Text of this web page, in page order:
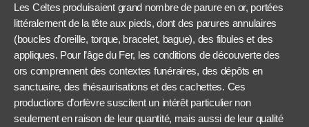
Les Celtes produisaient grand nombre de parure en or, portées
littéralement de la tête aux pieds, dont des parures annulaires
(boucles d’oreille, torque, bracelet, bague), des fibules et des
appliques. Pour l’âge du Fer, les conditions de découverte des
ors comprennent des contextes funéraires, des dépôts en
sanctuaire, des thésaurisations et des cachettes. Ces
productions d’orfèvre suscitent un intérêt particulier non
seulement en raison de leur quantité, mais aussi de leur qualité